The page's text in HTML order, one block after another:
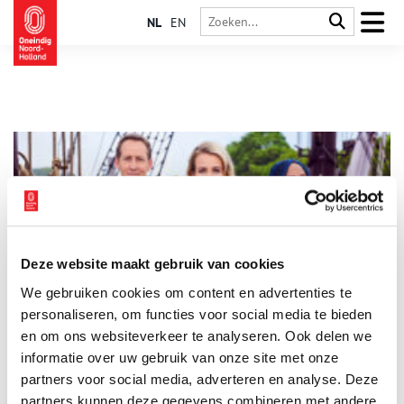
Deze website maakt gebruik van cookies
We gebruiken cookies om content en advertenties te
personaliseren, om functies voor social media te bieden
en om ons websiteverkeer te analyseren. Ook delen we
informatie over uw gebruik van onze site met onze
partners voor social media, adverteren en analyse. Deze
partners kunnen deze gegevens combineren met andere
NL EN
In het jaar 1771 zonk het schip Vrouw Maria. Aan boord waren
meesterwerken van Nederlandse schilders. In het
televisieprogramma De Gezonken Meesters van Omroep MAX
wordt zes van deze kunstwerken nieuw leven ingeblazen. De
Gezonken Meesters is vanaf zondag 19 januari wekelijks om
20.25 uur te zien op NPO 1. Na afloop van de serie worden de
winnende kunstwerken in Het Scheepvaartmuseum
1 min